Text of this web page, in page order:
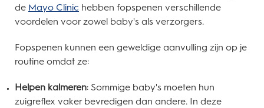
de Mayo Clinic hebben fopspenen verschillende
voordelen voor zowel baby's als verzorgers.
Fopspenen kunnen een geweldige aanvulling zijn op je
routine omdat ze:
Helpen kalmeren: Sommige baby's moeten hun
zuigreflex vaker bevredigen dan andere. In deze